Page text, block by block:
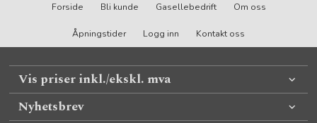
Forside Bli kunde Gasellebedrift Om oss
Åpningstider Logg inn Kontakt oss
Vis priser inkl./ekskl. mva
Nyhetsbrev